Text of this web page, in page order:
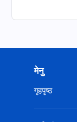
मेनु
गृहपृष्ठ